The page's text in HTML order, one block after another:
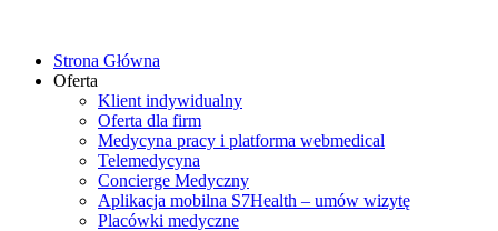
Strona Główna
Oferta
Klient indywidualny
Oferta dla firm
Medycyna pracy i platforma webmedical
Telemedycyna
Concierge Medyczny
Aplikacja mobilna S7Health – umów wizytę
Placówki medyczne